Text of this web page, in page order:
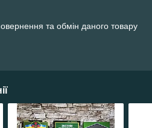
та обмін даного товару